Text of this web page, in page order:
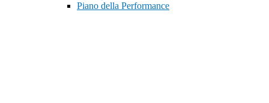
Piano della Performance